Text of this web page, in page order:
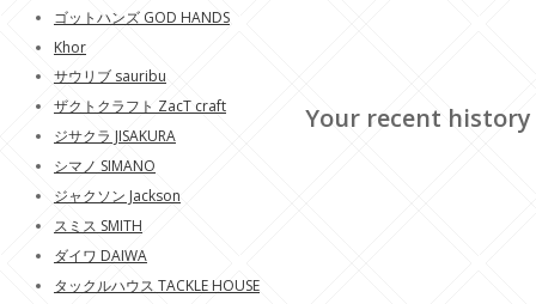
Your recent history
ゴットハンズ GOD HANDS
Khor
サウリブ sauribu
ザクトクラフト ZacT craft
ジサクラ JISAKURA
シマノ SIMANO
ジャクソン Jackson
スミス SMITH
ダイワ DAIWA
タックルハウス TACKLE HOUSE